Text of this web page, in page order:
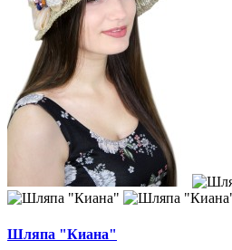
Шляпа "Киана"